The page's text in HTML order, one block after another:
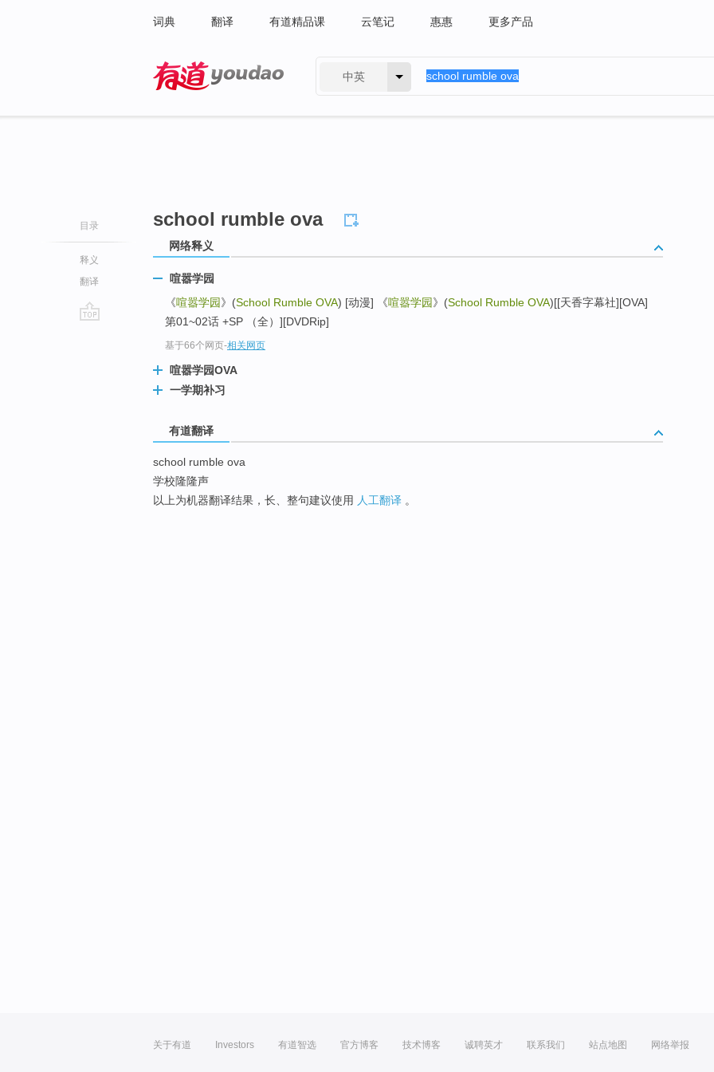
词典 翻译 有道精品课 云笔记 惠惠 更多产品
中英
目录
释义
翻译
school rumble ova
网络释义
喧嚣学园
《喧嚣学园》(School Rumble OVA) [动漫] 《喧嚣学园》(School Rumble OVA)[[天香字幕社][OVA]
第01~02话 +SP （全）][DVDRip]
基于66个网页-相关网页
喧嚣学园OVA
一学期补习
有道翻译
school rumble ova
学校隆隆声
以上为机器翻译结果，长、整句建议使用 人工翻译 。
关于有道 Investors 有道智选 官方博客 技术博客 诚聘英才 联系我们 站点地图 网络举报